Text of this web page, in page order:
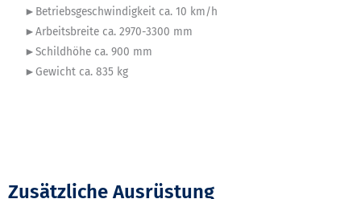
►Betriebsgeschwindigkeit ca. 10 km/h
►Arbeitsbreite ca. 2970-3300 mm
►Schildhöhe ca. 900 mm
►Gewicht ca. 835 kg
Zusätzliche Ausrüstung